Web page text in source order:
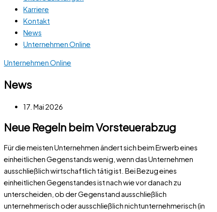
Karriere
Kontakt
News
Unternehmen Online
Unternehmen Online
News
17. Mai 2026
Neue Regeln beim Vorsteuerabzug
Für die meisten Unternehmen ändert sich beim Erwerb eines
einheitlichen Gegenstands wenig, wenn das Unternehmen
ausschließlich wirtschaftlich tätig ist. Bei Bezug eines
einheitlichen Gegenstandes ist nach wie vor danach zu
unterscheiden, ob der Gegenstand ausschließlich
unternehmerisch oder ausschließlich nichtunternehmerisch (in